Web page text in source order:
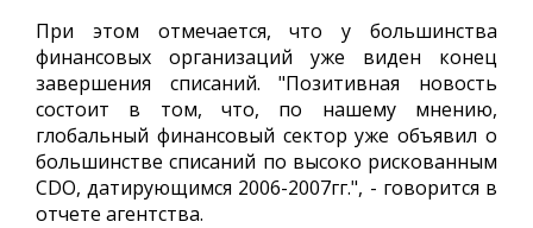
При этом отмечается, что у большинства
финансовых организаций уже виден конец
завершения списаний. "Позитивная новость
состоит в том, что, по нашему мнению,
глобальный финансовый сектор уже объявил о
большинстве списаний по высоко рискованным
CDO, датирующимся 2006-2007гг.", - говорится в
отчете агентства.